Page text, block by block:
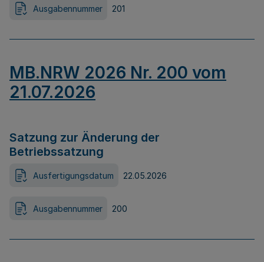
Ausgabennummer 201
MB.NRW 2026 Nr. 200 vom
21.07.2026
Satzung zur Änderung der
Betriebssatzung
Ausfertigungsdatum 22.05.2026
Ausgabennummer 200